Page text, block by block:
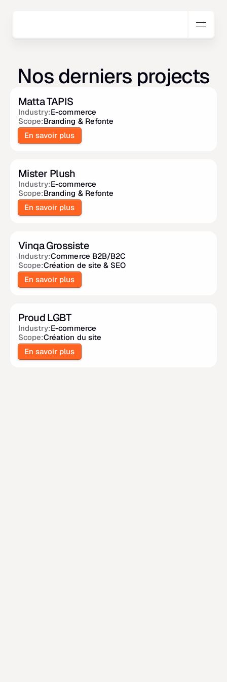
Nos derniers projects
Matta TAPIS
Industry:E-commerce
Scope:Branding & Refonte
En savoir plus
Mister Plush
Industry:E-commerce
Scope:Branding & Refonte
En savoir plus
Vinqa Grossiste
Industry:Commerce B2B/B2C
Scope:Création de site & SEO
En savoir plus
Proud LGBT
Industry:E-commerce
Scope:Création du site
En savoir plus